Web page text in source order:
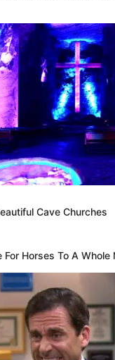
Cave Churches
For Horses To A Whole